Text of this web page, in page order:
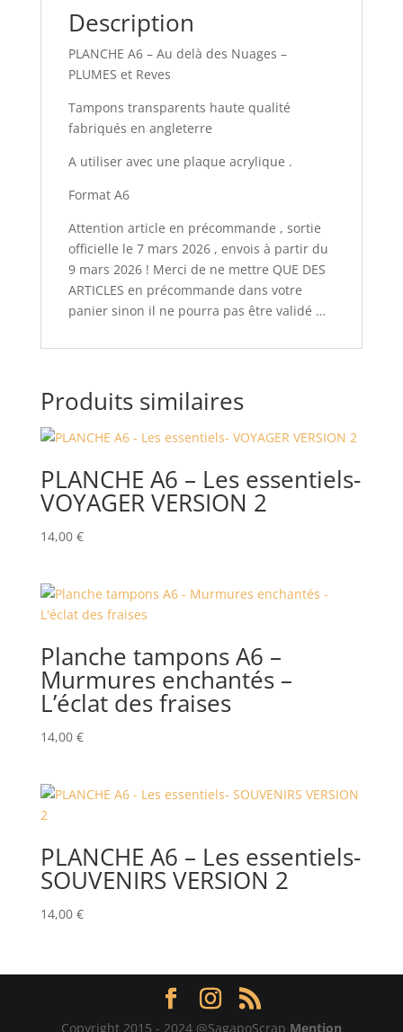
Description
PLANCHE A6 – Au delà des Nuages –
PLUMES et Reves
Tampons transparents haute qualité
fabriqués en angleterre
A utiliser avec une plaque acrylique .
Format A6
Attention article en précommande , sortie
officielle le 7 mars 2026 , envois à partir du
9 mars 2026 ! Merci de ne mettre QUE DES
ARTICLES en précommande dans votre
panier sinon il ne pourra pas être validé …
Produits similaires
PLANCHE A6 – Les essentiels-
VOYAGER VERSION 2
14,00 €
Planche tampons A6 –
Murmures enchantés –
L’éclat des fraises
14,00 €
PLANCHE A6 – Les essentiels-
SOUVENIRS VERSION 2
14,00 €
Copyright 2015 - 2024 @SagapoScrap Mention